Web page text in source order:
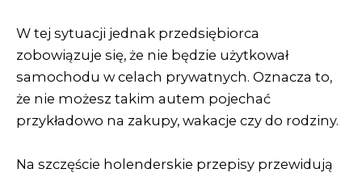
W tej sytuacji jednak przedsiębiorca
zobowiązuje się, że nie będzie użytkował
samochodu w celach prywatnych. Oznacza to,
że nie możesz takim autem pojechać
przykładowo na zakupy, wakacje czy do rodziny.
Na szczęście holenderskie przepisy przewidują